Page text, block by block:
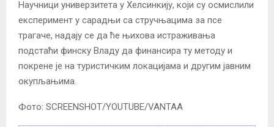
Научници универзитета у Хелсинкију, који су осмислили
експеримент у сарадњи са стручњацима за псе
трагаче, надају се да ће њихова истраживања
подстаћи финску Владу да финансира ту методу и
покрене је на туристичким локацијама и другим јавним
окупљањима.
Фото: SCREENSHOT/YOUTUBE/VANTAA